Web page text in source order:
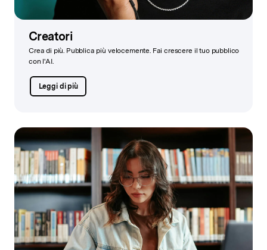
Creatori
Crea di più. Pubblica più velocemente. Fai crescere il tuo pubblico
con l'AI.
Leggi di più